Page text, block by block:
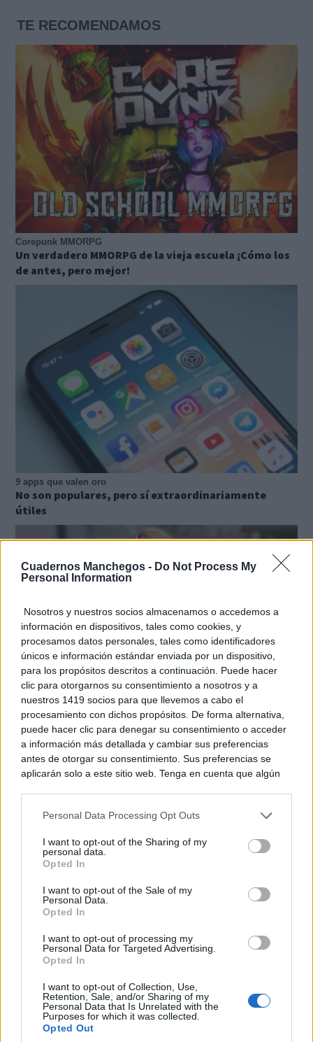
Cuadernos Manchegos - Do Not Process My
Personal Information
Nosotros y nuestros socios almacenamos o accedemos a
información en dispositivos, tales como cookies, y
procesamos datos personales, tales como identificadores
únicos e información estándar enviada por un dispositivo,
para los propósitos descritos a continuación. Puede hacer
clic para otorgarnos su consentimiento a nosotros y a
nuestros 1419 socios para que llevemos a cabo el
procesamiento con dichos propósitos. De forma alternativa,
puede hacer clic para denegar su consentimiento o acceder
a información más detallada y cambiar sus preferencias
antes de otorgar su consentimiento. Sus preferencias se
aplicarán solo a este sitio web. Tenga en cuenta que algún
rechazar tal procesamiento. Puede cambiar sus preferencias
a este sitio y haciendo clic en el botón "Privacidad" en la
parte inferior de la página web.
Please note that this website/app uses one or more Google
services and may gather and store information including but
not limited to your visit or usage behaviour. You may click to
use your data for below specified purposes in below Google
consent section.
Personal Data Processing Opt Outs
I want to opt-out of the Sharing of my
personal data.
Opted In
I want to opt-out of the Sale of my
Personal Data.
Opted In
I want to opt-out of processing my
Personal Data for Targeted Advertising.
Opted In
I want to opt-out of Collection, Use,
Retention, Sale, and/or Sharing of my
Personal Data that Is Unrelated with the
Purposes for which it was collected.
Opted Out
TE RECOMENDAMOS
Corepunk MMORPG
Un verdadero MMORPG de la vieja escuela ¡Cómo los
de antes, pero mejor!
9 apps que valen oro
No son populares, pero sí extraordinariamente
útiles
Cuidado con este hábito
¿Y si el problema no fuera el estrés, sino un hábito
diario?
Esto no pasa en tu país
¿Qué pensarías si esto fuera normal en tu país?